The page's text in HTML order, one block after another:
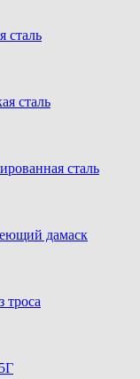
сталь
сталь
сталь
дамаск
троса